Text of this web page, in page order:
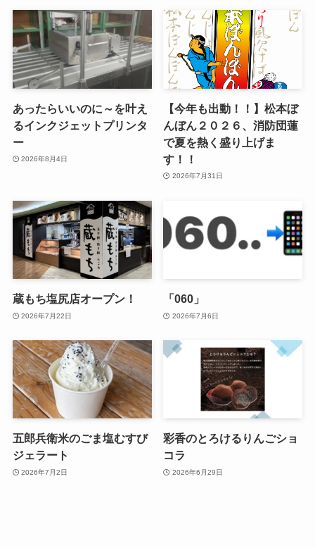
あったらいいのに～を叶え
るインクジェットプリンタ
ー
2026年8月4日
【今年も出動！！】松本ぼ
んぼん２０２６、消防団蓮
で夏を熱く盛り上げま
す！！
2026年7月31日
蔵もち塩尻店オープン！
2026年7月22日
「060」
2026年7月6日
五郎兵衛米のごま塩むすび
ジェラート
2026年7月2日
彩香のとろけるりんごショ
コラ
2026年6月29日